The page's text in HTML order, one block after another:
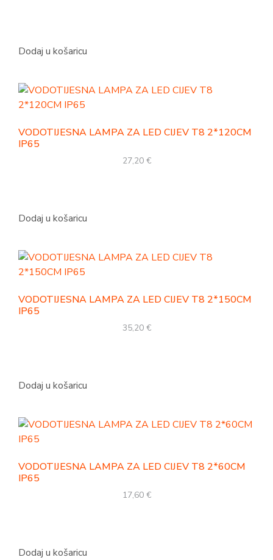
Dodaj u košaricu
VODOTIJESNA LAMPA ZA LED CIJEV T8 2*120CM
IP65
27,20 €
Dodaj u košaricu
VODOTIJESNA LAMPA ZA LED CIJEV T8 2*150CM
IP65
35,20 €
Dodaj u košaricu
VODOTIJESNA LAMPA ZA LED CIJEV T8 2*60CM
IP65
17,60 €
Dodaj u košaricu